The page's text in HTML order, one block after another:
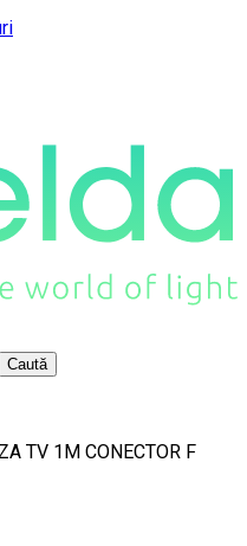
Caută
TV 1M CONECTOR F